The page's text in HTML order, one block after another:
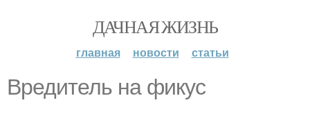
ДАЧНАЯ ЖИЗНЬ
главная новости статьи
Вредитель на фикус